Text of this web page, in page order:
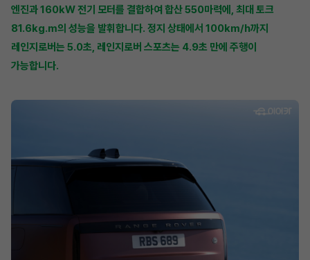
엔진과 160kW 전기 모터를 결합하여 합산 550마력에, 최대 토크
81.6kg.m의 성능을 발휘합니다. 정지 상태에서 100km/h까지
레인지로버는 5.0초, 레인지로버 스포츠는 4.9초 만에 주행이
가능합니다.